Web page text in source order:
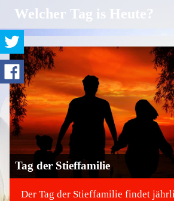
Welcher Tag is Heute?
Tag der Stieffamilie
Der Tag der Stieffamilie findet